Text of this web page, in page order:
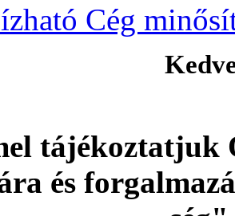
Cég
tájékoztatjuk
és